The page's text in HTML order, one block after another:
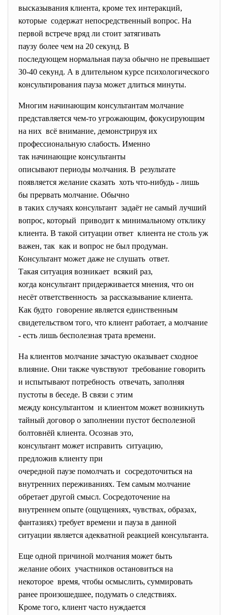
высказывания клиента, кроме тех интеракций,
которые содержат непосредственный вопрос. На
первой встрече вряд ли стоит затягивать
паузу более чем на 20 секунд. В
последующем нормальная пауза обычно не превышает
30-40 секунд. А в длительном курсе психологического
консультирования пауза может длиться минуты.
Многим начинающим консультантам молчание
представляется чем-то угрожающим, фокусирующим
на них всё внимание, демонстрируя их
профессиональную слабость. Именно
так начинающие консультанты
описывают периоды молчания. В результате
появляется желание сказать хоть что-нибудь - лишь
бы прервать молчание. Обычно
в таких случаях консультант задаёт не самый лучший
вопрос, который приводит к минимальному отклику
клиента. В такой ситуации ответ клиента не столь уж
важен, так как и вопрос не был продуман.
Консультант может даже не слушать ответ.
Такая ситуация возникает всякий раз,
когда консультант придерживается мнения, что он
несёт ответственность за рассказывание клиента.
Как будто говорение является единственным
свидетельством того, что клиент работает, а молчание
- есть лишь бесполезная трата времени.
На клиентов молчание зачастую оказывает сходное
влияние. Они также чувствуют требование говорить
и испытывают потребность отвечать, заполняя
пустоты в беседе. В связи с этим
между консультантом и клиентом может возникнуть
тайный договор о заполнении пустот бесполезной
болтовнёй клиента. Осознав это,
консультант может исправить ситуацию,
предложив клиенту при
очередной паузе помолчать и сосредоточиться на
внутренних переживаниях. Тем самым молчание
обретает другой смысл. Сосредоточение на
внутреннем опыте (ощущениях, чувствах, образах,
фантазиях) требует времени и пауза в данной
ситуации является адекватной реакцией консультанта.
Еще одной причиной молчания может быть
желание обоих участников остановиться на
некоторое время, чтобы осмыслить, суммировать
ранее произошедшее, подумать о следствиях.
Кроме того, клиент часто нуждается